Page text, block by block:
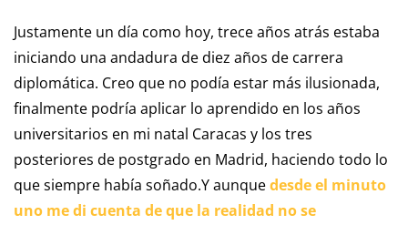
Justamente un día como hoy, trece años atrás estaba
iniciando una andadura de diez años de carrera
diplomática. Creo que no podía estar más ilusionada,
finalmente podría aplicar lo aprendido en los años
universitarios en mi natal Caracas y los tres
posteriores de postgrado en Madrid, haciendo todo lo
que siempre había soñado.Y aunquedesde el minuto
uno me di cuenta de que la realidad no se